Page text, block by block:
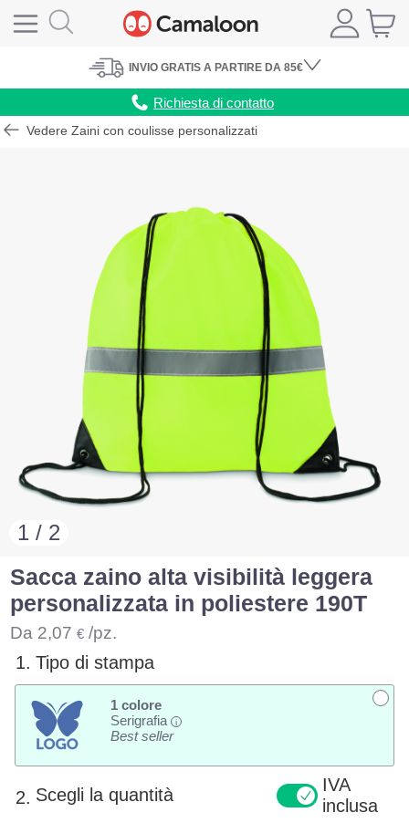
INVIO GRATIS A PARTIRE DA 85€
Richiesta di contatto
Vedere Zaini con coulisse personalizzati
1 / 2
Sacca zaino alta visibilità leggera
personalizzata in poliestere 190T
Da 2,07 € /pz.
1. Tipo di stampa
1 colore
Serigrafia
i
Best seller
2. Scegli la quantità
IVA
inclusa